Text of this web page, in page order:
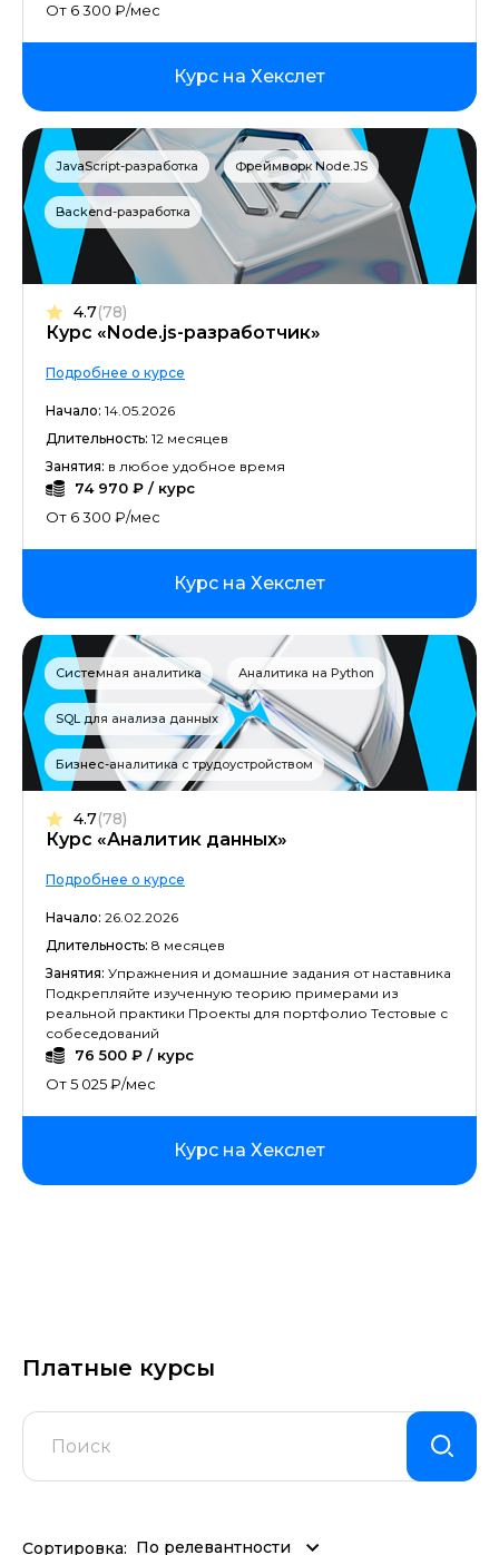
От 6 300 ₽/мес
Курс на Хекслет
JavaScript-разработка Фреймворк Node.JS
Backend-разработка
Курс «Node.js-разработчик»
4.7(78)
Подробнее о курсе
Начало: 14.05.2026
Длительность: 12 месяцев
Занятия: в любое удобное время
74 970 ₽ / курс
От 6 300 ₽/мес
Курс на Хекслет
Системная аналитика Аналитика на Python
SQL для анализа данных
Бизнес-аналитика с трудоустройством
Курс «Аналитик данных»
4.7(78)
Подробнее о курсе
Начало: 26.02.2026
Длительность: 8 месяцев
Занятия: Упражнения и домашние задания от наставника
Подкрепляйте изученную теорию примерами из
реальной практики Проекты для портфолио Тестовые с
собеседований
76 500 ₽ / курс
От 5 025 ₽/мес
Курс на Хекслет
Платные курсы
Сортировка: По релевантности